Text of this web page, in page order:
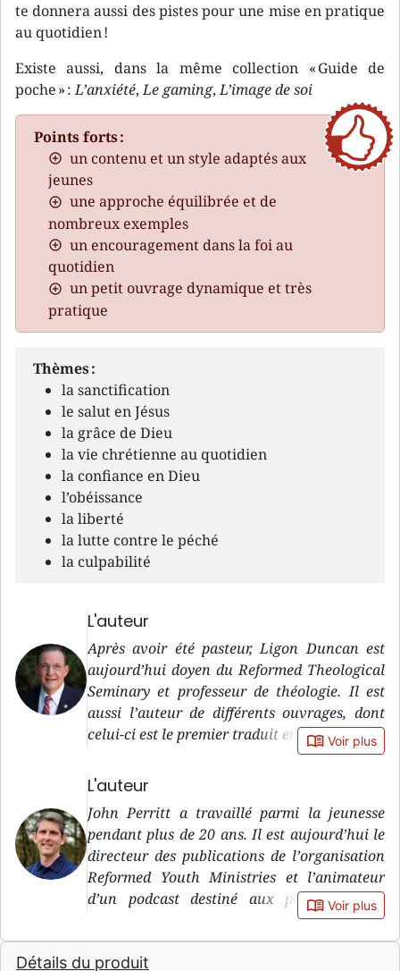
te donnera aussi des pistes pour une mise en pratique
au quotidien !
Existe aussi, dans la même collection « Guide de
poche » :L’anxiété,Le gaming,L’image de soi
Points forts :
un contenu et un style adaptés aux
jeunes
une approche équilibrée et de
nombreux exemples
un encouragement dans la foi au
quotidien
un petit ouvrage dynamique et très
pratique
Thèmes :
la sanctification
le salut en Jésus
la grâce de Dieu
la vie chrétienne au quotidien
la confiance en Dieu
l’obéissance
la liberté
la lutte contre le péché
la culpabilité
L'auteur
Après avoir été pasteur, Ligon Duncan est
aujourd’hui doyen du Reformed Theological
Seminary et professeur de théologie. Il est
aussi l’auteur de différents ouvrages, dont
celui-ci est le premier traduit en français.
book_open Voir plus
L'auteur
John Perritt a travaillé parmi la jeunesse
pendant plus de 20 ans. Il est aujourd’hui le
directeur des publications de l’organisation
Reformed Youth Ministries et l’animateur
d’un podcast destiné aux personnes qui
book_open Voir plus
Détails du produit